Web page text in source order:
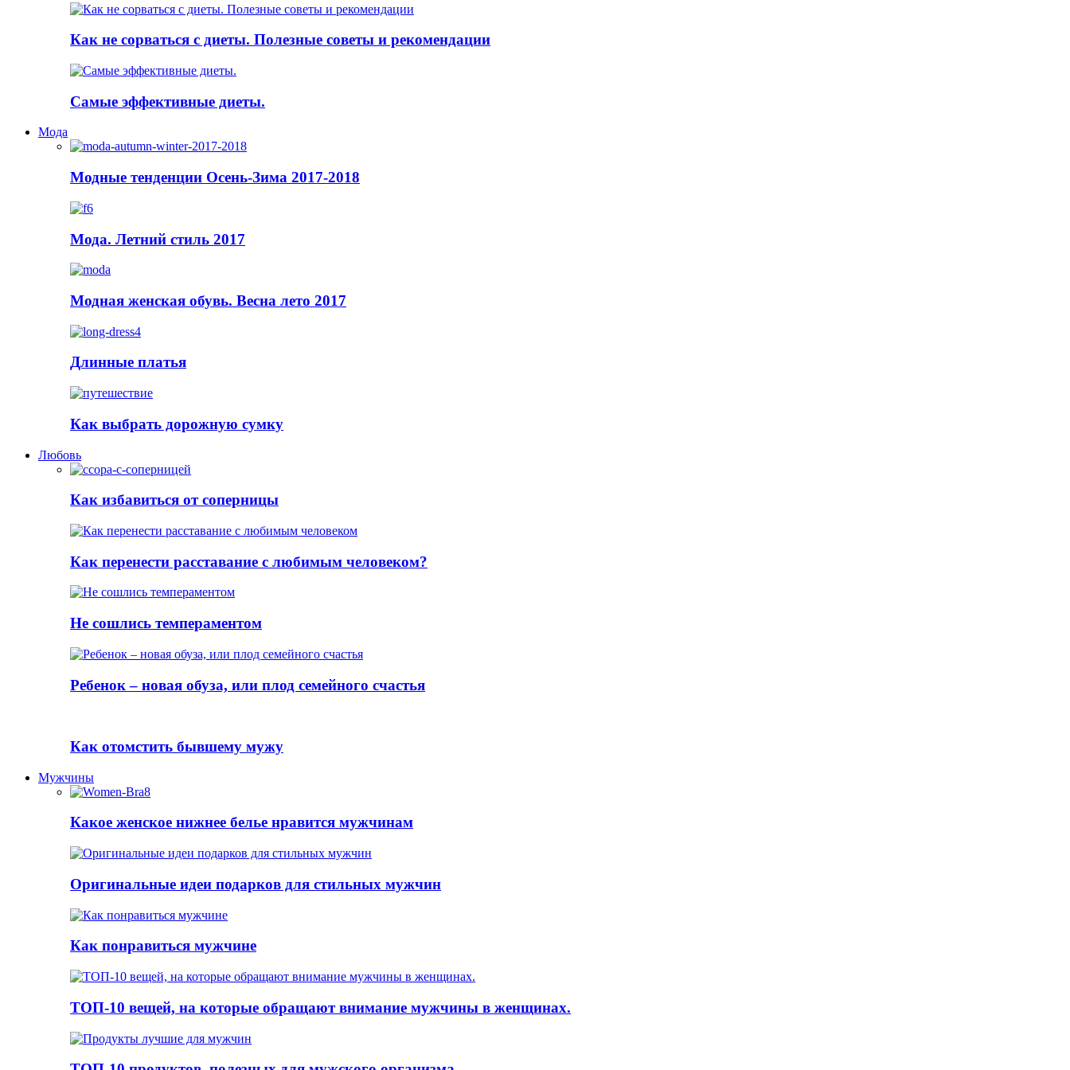
Как не сорваться с диеты. Полезные советы и рекомендации
Самые эффективные диеты.
Мода
Модные тенденции Осень-Зима 2017-2018
Мода. Летний стиль 2017
Модная женская обувь. Весна лето 2017
Длинные платья
Как выбрать дорожную сумку
Любовь
Как избавиться от соперницы
Как перенести расставание с любимым человеком?
Не сошлись темпераментом
Ребенок – новая обуза, или плод семейного счастья
Как отомстить бывшему мужу
Мужчины
Какое женское нижнее белье нравится мужчинам
Оригинальные идеи подарков для стильных мужчин
Как понравиться мужчине
ТОП-10 вещей, на которые обращают внимание мужчины в женщинах.